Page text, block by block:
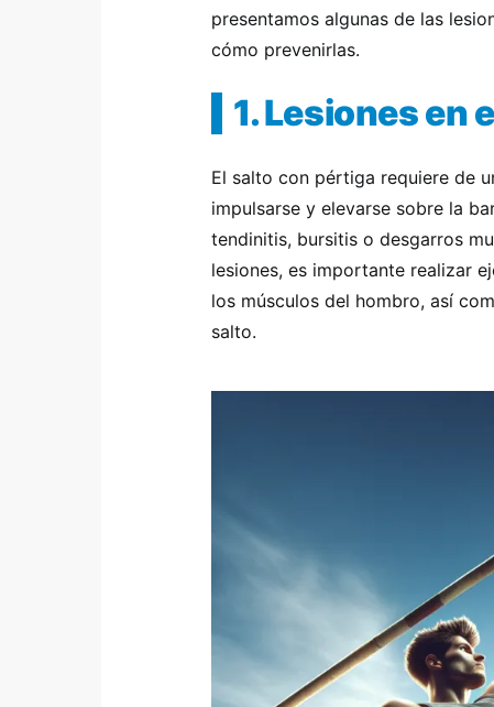
presentamos algunas de las
cómo prevenirlas.
1. Lesiones en
El salto con pértiga requiere de
impulsarse y elevarse sobre la
tendinitis, bursitis o desgarros
lesiones, es importante realizar
los músculos del hombro, así
salto.